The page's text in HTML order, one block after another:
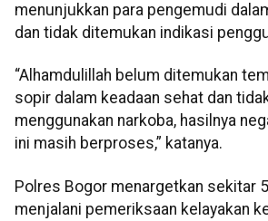
menunjukkan para pengemudi
dan tidak ditemukan indikasi
“Alhamdulillah belum ditemukan
sopir dalam keadaan sehat dan
menggunakan narkoba, hasilnya
ini masih berproses,” katanya.
Polres Bogor menargetkan sekitar
menjalani pemeriksaan kelayakan